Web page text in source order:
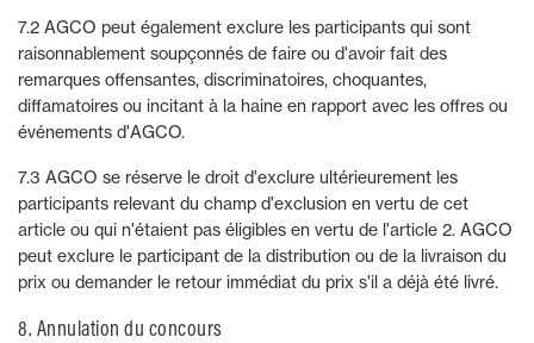
7.2 AGCO peut également exclure les participants qui sont
raisonnablement soupçonnés de faire ou d'avoir fait des
remarques offensantes, discriminatoires, choquantes,
diffamatoires ou incitant à la haine en rapport avec les offres ou
événements d'AGCO.
7.3 AGCO se réserve le droit d'exclure ultérieurement les
participants relevant du champ d'exclusion en vertu de cet
article ou qui n'étaient pas éligibles en vertu de l'article 2. AGCO
peut exclure le participant de la distribution ou de la livraison du
prix ou demander le retour immédiat du prix s'il a déjà été livré.
8. Annulation du concours